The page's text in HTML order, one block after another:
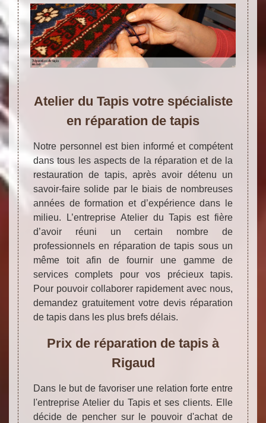
Atelier du Tapis votre spécialiste
en réparation de tapis
Notre personnel est bien informé et compétent
dans tous les aspects de la réparation et de la
restauration de tapis, après avoir détenu un
savoir-faire solide par le biais de nombreuses
années de formation et d’expérience dans le
milieu. L’entreprise Atelier du Tapis est fière
d’avoir réuni un certain nombre de
professionnels en réparation de tapis sous un
même toit afin de fournir une gamme de
services complets pour vos précieux tapis.
Pour pouvoir collaborer rapidement avec nous,
demandez gratuitement votre devis réparation
de tapis dans les plus brefs délais.
Prix de réparation de tapis à
Rigaud
Dans le but de favoriser une relation forte entre
l'entreprise Atelier du Tapis et ses clients. Elle
décide de pencher sur le pouvoir d'achat de